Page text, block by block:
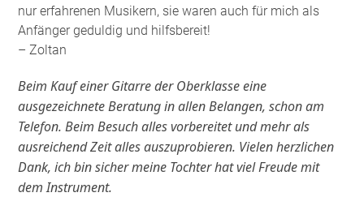
nur erfahrenen Musikern, sie waren auch für mich als
Anfänger geduldig und hilfsbereit!
– Zoltan
Beim Kauf einer Gitarre der Oberklasse eine
ausgezeichnete Beratung in allen Belangen, schon am
Telefon. Beim Besuch alles vorbereitet und mehr als
ausreichend Zeit alles auszuprobieren. Vielen herzlichen
Dank, ich bin sicher meine Tochter hat viel Freude mit
dem Instrument.